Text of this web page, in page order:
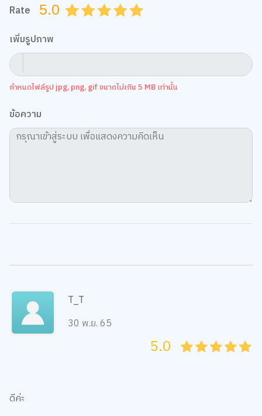
Rate 5.0 4.5
4.0
3.5
3.0
2.5
2.0
1.5
1.0
0.5
เพิ่มรูปภาพ
กำหนดไฟล์รูป jpg, png, gif ขนาดไม่เกิน 5 MB เท่านั้น
ข้อความ
T_T
30 พ.ย. 65
45
4
35
3
25
2
15
1
05
5.0
ดีค่ะ